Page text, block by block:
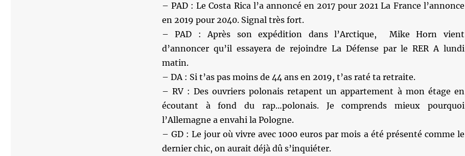
– PAD : Le Costa Rica l’a annoncé en 2017 pour 2021 La France l’annonce
en 2019 pour 2040. Signal très fort.
– PAD : Après son expédition dans l’Arctique, Mike Horn vient
d’annoncer qu’il essayera de rejoindre La Défense par le RER A lundi
matin.
– DA : Si t’as pas moins de 44 ans en 2019, t’as raté ta retraite.
– RV : Des ouvriers polonais retapent un appartement à mon étage en
écoutant à fond du rap…polonais. Je comprends mieux pourquoi
l’Allemagne a envahi la Pologne.
– GD : Le jour où vivre avec 1000 euros par mois a été présenté comme le
dernier chic, on aurait déjà dû s’inquiéter.